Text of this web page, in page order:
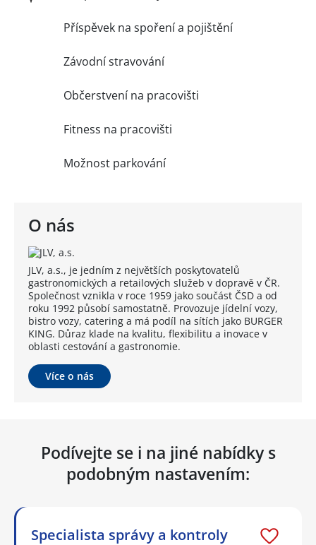
O nás
JLV, a.s., je jedním z největších poskytovatelů
gastronomických a retailových služeb v dopravě v ČR.
Společnost vznikla v roce 1959 jako součást ČSD a od
roku 1992 působí samostatně. Provozuje jídelní vozy,
bistro vozy, catering a má podíl na sítích jako BURGER
KING. Důraz klade na kvalitu, flexibilitu a inovace v
oblasti cestování a gastronomie.
Více o nás
Příspěvek na spoření a pojištění
Závodní stravování
Občerstvení na pracovišti
Fitness na pracovišti
Možnost parkování
Podívejte se i na jiné nabídky s
podobným nastavením:
Specialista správy a kontroly